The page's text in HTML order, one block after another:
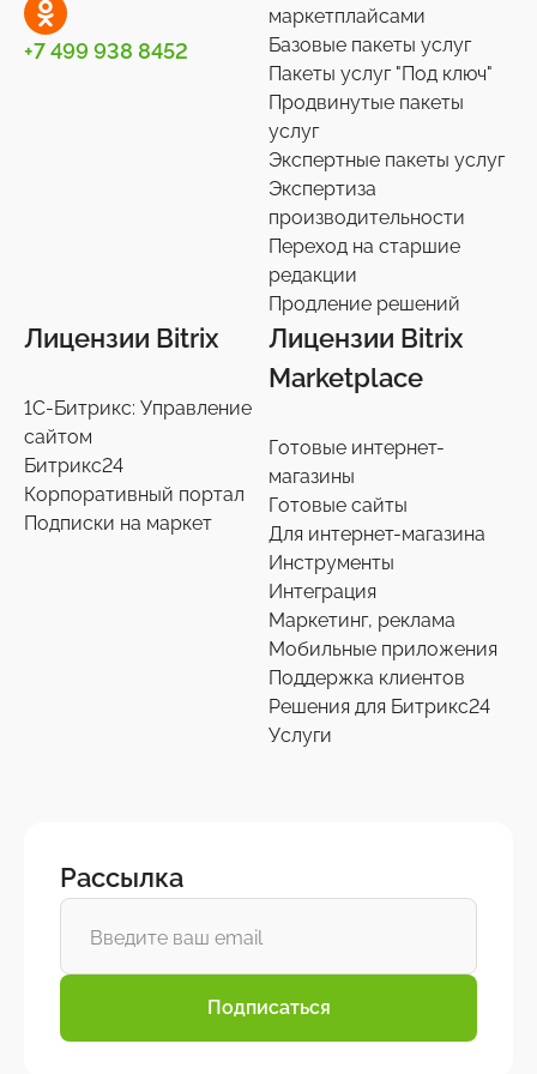
Товары для животных
Украшения, аксессуары1
Корпоративный портал71
Импорт/экспорт
Чат-боты
Услуги разработки
Настройки интеграций с маркетплайсами
Экспертиза производительности
Переход на старшие редакции8
+7 499 938 8452
маркетплайсами
Базовые пакеты услуг
Пакеты услуг "Под ключ"
Продвинутые пакеты
услуг
Экспертные пакеты услуг
Экспертиза
производительности
Переход на старшие
редакции
Продление решений
Лицензии Bitrix
1С-Битрикс: Управление
сайтом
Битрикс24
Корпоративный портал
Подписки на маркет
Лицензии Bitrix
Marketplace
Готовые интернет-
магазины
Готовые сайты
Для интернет-магазина
Инструменты
Интеграция
Маркетинг, реклама
Мобильные приложения
Поддержка клиентов
Решения для Битрикс24
Услуги
Рассылка
Подписаться